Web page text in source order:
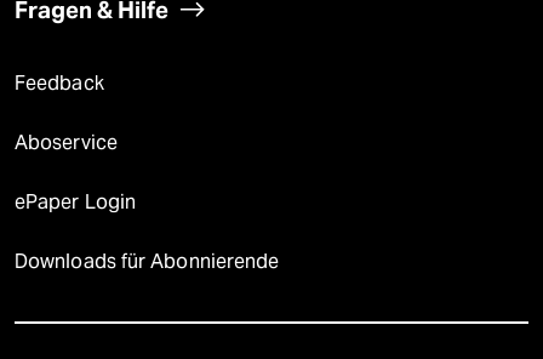
Fragen & Hilfe
Feedback
Aboservice
ePaper Login
Downloads für Abonnierende